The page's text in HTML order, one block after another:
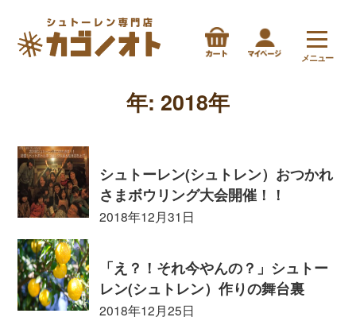
メニュー
年: 2018年
シュトーレン(シュトレン）おつかれ
さまボウリング大会開催！！
2018年12月31日
「え？！それ今やんの？」シュトー
レン(シュトレン）作りの舞台裏
2018年12月25日